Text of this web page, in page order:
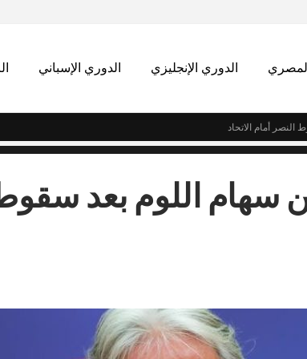
الدوري الإنجليزي الدوري الإسباني
أمام الاتحاد
اللوم بعد